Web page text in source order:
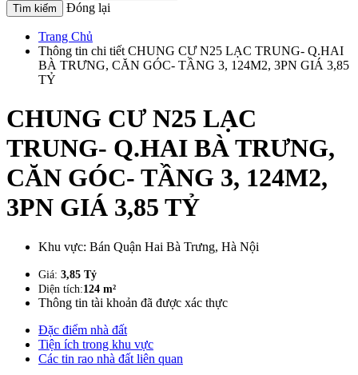
Đóng lại
Trang Chủ
Thông tin chi tiết CHUNG CƯ N25 LẠC TRUNG- Q.HAI
BÀ TRƯNG, CĂN GÓC- TẦNG 3, 124M2, 3PN GIÁ 3,85
TỶ
CHUNG CƯ N25 LẠC
TRUNG- Q.HAI BÀ TRƯNG,
CĂN GÓC- TẦNG 3, 124M2,
3PN GIÁ 3,85 TỶ
Khu vực: Bán Quận Hai Bà Trưng, Hà Nội
Giá: 3,85 Tỷ
Diện tích:124 m²
Thông tin tài khoản đã được xác thực
Đặc điểm nhà đất
Tiện ích trong khu vực
Các tin rao nhà đất liên quan